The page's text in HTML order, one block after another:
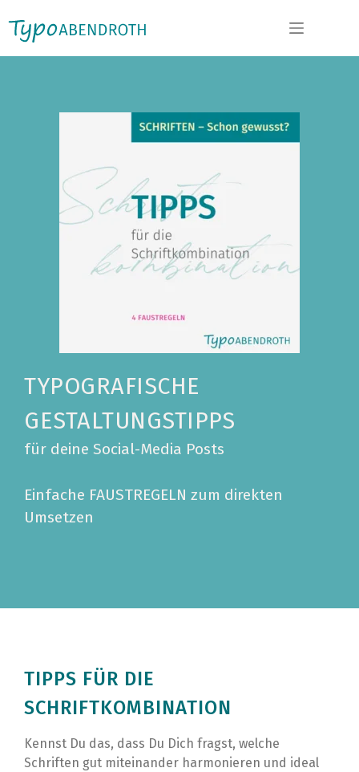
TYPOGRAFISCHE
GESTALTUNGSTIPPS
für deine Social-Media Posts
Einfache FAUSTREGELN zum direkten
Umsetzen
TIPPS FÜR DIE
SCHRIFTKOMBINATION
Kennst Du das, dass Du Dich fragst, welche
Schriften gut miteinander harmonieren und ideal